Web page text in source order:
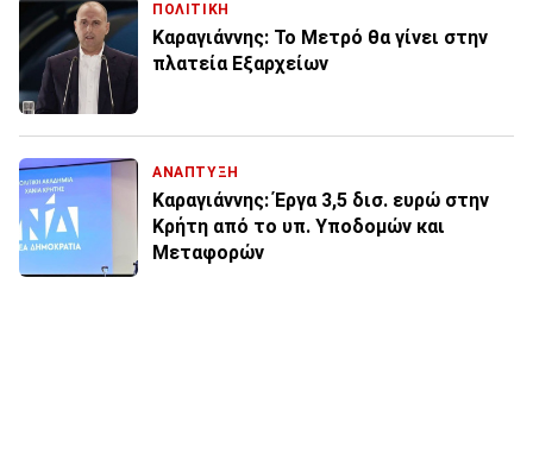
ΠΟΛΙΤΙΚΗ
Καραγιάννης: Το Μετρό θα γίνει στην
πλατεία Εξαρχείων
ΑΝΑΠΤΥΞΗ
Καραγιάννης: Έργα 3,5 δισ. ευρώ στην
Κρήτη από το υπ. Υποδομών και
Μεταφορών